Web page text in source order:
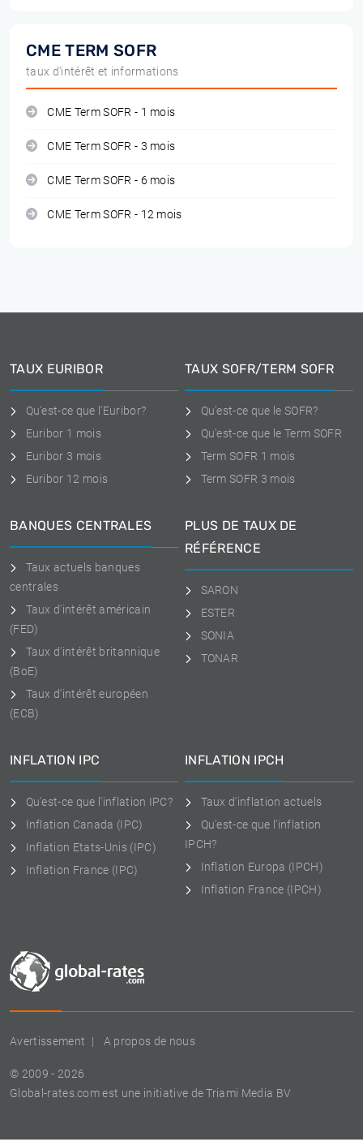
CME TERM SOFR
taux d'intérêt et informations
CME Term SOFR - 1 mois
CME Term SOFR - 3 mois
CME Term SOFR - 6 mois
CME Term SOFR - 12 mois
Avertissement A propos de nous
© 2009 - 2026
Global-rates.com est une initiative de Triami Media BV
TAUX EURIBOR
Qu'est-ce que l'Euribor?
Euribor 1 mois
Euribor 3 mois
Euribor 12 mois
TAUX SOFR/TERM SOFR
Qu'est-ce que le SOFR?
Qu'est-ce que le Term SOFR
Term SOFR 1 mois
Term SOFR 3 mois
BANQUES CENTRALES
Taux actuels banques
centrales
Taux d'intérêt américain
(FED)
Taux d'intérêt britannique
(BoE)
Taux d'intérêt européen
(ECB)
PLUS DE TAUX DE
RÉFÉRENCE
SARON
ESTER
SONIA
TONAR
INFLATION IPC
Qu'est-ce que l'inflation IPC?
Inflation Canada (IPC)
Inflation Etats-Unis (IPC)
Inflation France (IPC)
INFLATION IPCH
Taux d'inflation actuels
Qu'est-ce que l'inflation
IPCH?
Inflation Europa (IPCH)
Inflation France (IPCH)